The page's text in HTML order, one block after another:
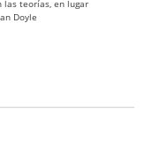
las teorías, en lugar
Doyle